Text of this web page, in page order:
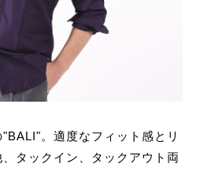
。適度なフィット感とリ
タックイン、タックアウト両